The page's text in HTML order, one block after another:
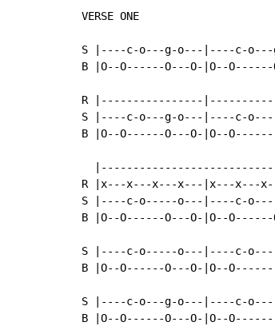
VERSE ONE
S |----c-o---g-o---|----c-
B |O--O------O---O-|O--
R |----------------
S |----c-o---g-o---|----c-
B |O--O------O---O-|O--
R |x---x---x---x---|x---x---
S |----c-o-----o---|----c-
B |O--O------O---O-|O--
S |----c-o-----o---|----c-
B |O--O------O---O-|O--
S |----c-o---g-o---|----c-
B |O--O------O---O-|O--